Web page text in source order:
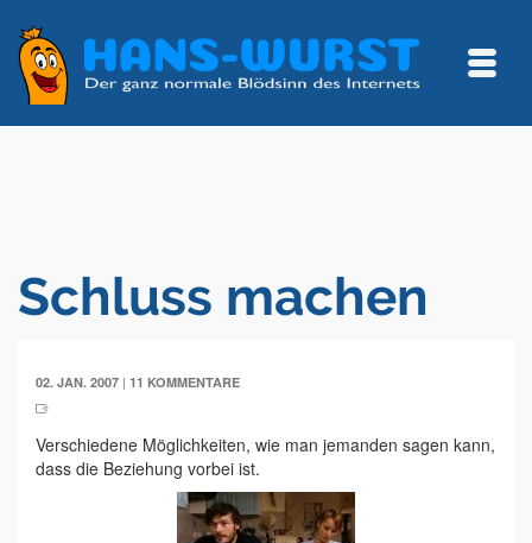
Schluss machen
02. JAN. 2007 | 11 KOMMENTARE
Verschiedene Möglichkeiten, wie man jemanden sagen kann,
dass die Beziehung vorbei ist.